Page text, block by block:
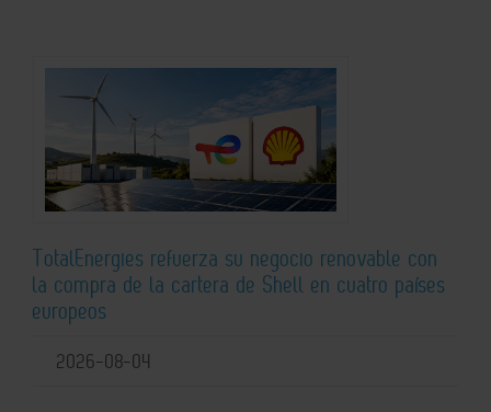
TotalEnergies refuerza su negocio renovable con
la compra de la cartera de Shell en cuatro países
europeos
2026-08-04